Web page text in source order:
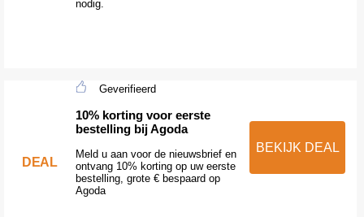
nodig.
DEAL
Geverifieerd
10% korting voor eerste
bestelling bij Agoda
Meld u aan voor de nieuwsbrief en
ontvang 10% korting op uw eerste
bestelling, grote € bespaard op
Agoda
BEKIJK DEAL